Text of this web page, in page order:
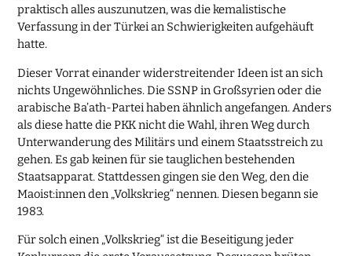
praktisch alles auszunutzen, was die kemalistische
Verfassung in der Türkei an Schwierigkeiten aufgehäuft
hatte.
Dieser Vorrat einander widerstreitender Ideen ist an sich
nichts Ungewöhnliches. Die SSNP in Großsyrien oder die
arabische Ba’ath-Partei haben ähnlich angefangen. Anders
als diese hatte die PKK nicht die Wahl, ihren Weg durch
Unterwanderung des Militärs und einem Staatsstreich zu
gehen. Es gab keinen für sie tauglichen bestehenden
Staatsapparat. Stattdessen gingen sie den Weg, den die
Maoist:innen den „Volkskrieg“ nennen. Diesen begann sie
1983.
Für solch einen „Volkskrieg“ ist die Beseitigung jeder